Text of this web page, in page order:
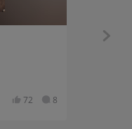
72 8